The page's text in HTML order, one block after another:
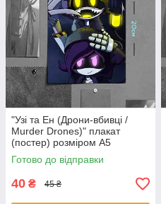
"Узі та Ен (Дрони-вбивці /
Murder Drones)" плакат
(постер) розміром А5
(14х20см)
Готово до відправки
40 ₴ 45 ₴